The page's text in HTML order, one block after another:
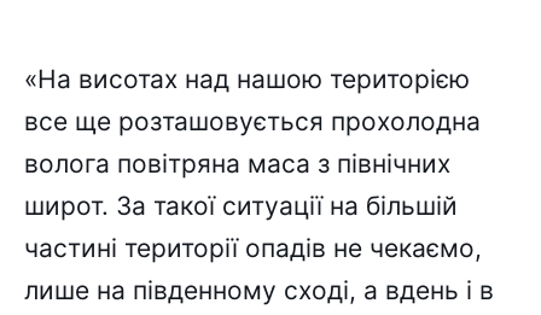
«На висотах над нашою територією
все ще розташовується прохолодна
волога повітряна маса з північних
широт. За такої ситуації на більшій
частині території опадів не чекаємо,
лише на південному сході, а вдень і в